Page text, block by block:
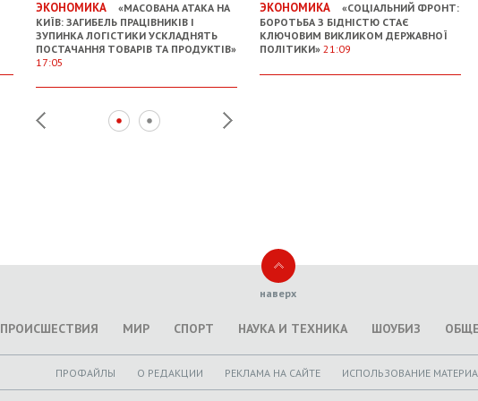
ЭКОНОМИКА
«МАСОВАНА АТАКА НА
КИЇВ: ЗАГИБЕЛЬ ПРАЦІВНИКІВ І
ЗУПИНКА ЛОГІСТИКИ УСКЛАДНЯТЬ
ПОСТАЧАННЯ ТОВАРІВ ТА ПРОДУКТІВ»
17:05
ЭКОНОМИКА
«СОЦІАЛЬНИЙ ФРОНТ:
БОРОТЬБА З БІДНІСТЮ СТАЄ
КЛЮЧОВИМ ВИКЛИКОМ ДЕРЖАВНОЇ
ПОЛІТИКИ» 21:09
наверх
ПРОИСШЕСТВИЯ МИР СПОРТ НАУКА И ТЕХНИКА ШОУБИЗ
ПРОФАЙЛЫ O РЕДАКЦИИ РЕКЛАМА НА САЙТЕ ИСПОЛЬЗОВАНИЕ